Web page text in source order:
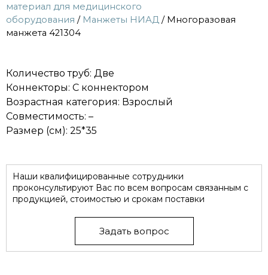
материал для медицинского
оборудования / Манжеты НИАД / Многоразовая
манжета 421304
Количество труб: Две
Коннекторы: С коннектором
Возрастная категория: Взрослый
Совместимость: –
Размер (см): 25*35
Наши квалифицированные сотрудники
проконсультируют Вас по всем вопросам связанным с
продукцией, стоимостью и срокам поставки
Задать вопрос